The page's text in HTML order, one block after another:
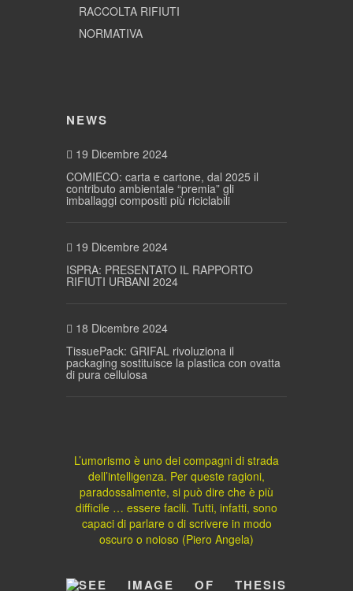
RACCOLTA RIFIUTI
NORMATIVA
NEWS
19 Dicembre 2024
COMIECO: carta e cartone, dal 2025 il
contributo ambientale “premia” gli
imballaggi compositi più riciclabili
19 Dicembre 2024
ISPRA: PRESENTATO IL RAPPORTO
RIFIUTI URBANI 2024
18 Dicembre 2024
TissuePack: GRIFAL rivoluziona il
packaging sostituisce la plastica con ovatta
di pura cellulosa
L’umorismo è uno dei compagni di strada
dell’intelligenza. Per queste ragioni,
paradossalmente, si può dire che è più
difficile … essere facili. Tutti, infatti, sono
capaci di parlare o di scrivere in modo
oscuro o noioso (Piero Angela)